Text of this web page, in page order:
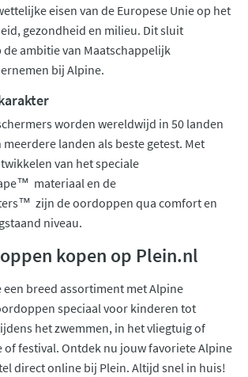
eisen van de Europese Unie op het
gezondheid en milieu. Dit sluit
ambitie van Maatschappelijk
bij Alpine.
worden wereldwijd in 50 landen
landen als beste getest. Met
van het speciale
materiaal en de
zijn de oordoppen qua comfort en
niveau.
kopen op Plein.nl
een breed assortiment met Alpine
speciaal voor kinderen tot
het zwemmen, in het vliegtuig of
of festival. Ontdek nu jouw favoriete Alpine
direct online bij Plein. Altijd snel in huis!